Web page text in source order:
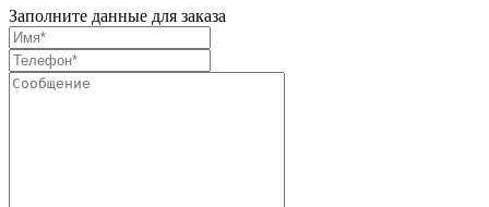
Заполните данные для заказа